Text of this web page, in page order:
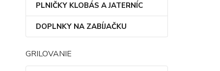
PLNIČKY KLOBÁS A JATERNÍC
DOPLNKY NA ZABÍJAČKU
GRILOVANIE